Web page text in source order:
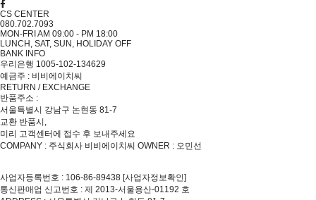
CS CENTER
080.702.7093
MON-FRI AM 09:00 - PM 18:00
LUNCH, SAT, SUN, HOLIDAY OFF
BANK INFO
우리은행 1005-102-134629
예금주 : 비비에이치씨
RETURN / EXCHANGE
반품주소 :
서울특별시 강남구 논현동 81-7
교환 반품시,
미리 고객센터에 접수 후 보내주세요
COMPANY : 주식회사 비비에이치씨 OWNER : 오민선
사업자등록번호 : 106-86-89438 [사업자정보확인]
통신판매업 신고번호 : 제 2013-서울용산-01192 호